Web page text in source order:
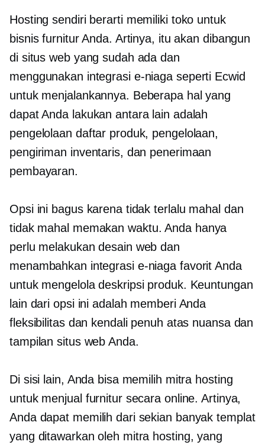
Hosting sendiriberarti memiliki toko untuk
bisnis furnitur Anda. Artinya, itu akan dibangun
di situs web yang sudah ada dan
menggunakan integrasi e-niaga seperti Ecwid
untuk menjalankannya. Beberapa hal yang
dapat Anda lakukan antara lain adalah
pengelolaan daftar produk, pengelolaan,
pengiriman inventaris, dan penerimaan
pembayaran.
Opsi ini bagus karena tidak terlalu mahal dan
tidak mahal memakan waktu. Anda hanya
perlu melakukan desain web dan
menambahkan integrasi e-niaga favorit Anda
untuk mengelola deskripsi produk. Keuntungan
lain dari opsi ini adalah memberi Anda
fleksibilitas dan kendali penuh atas nuansa dan
tampilan situs web Anda.
Di sisi lain, Anda bisa memilih mitra hosting
untuk menjual furnitur secara online. Artinya,
Anda dapat memilih dari sekian banyak templat
yang ditawarkan oleh mitra hosting, yang